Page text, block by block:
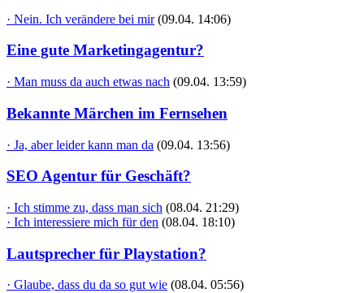
· Nein. Ich verändere bei mir (09.04. 14:06)
Eine gute Marketingagentur?
· Man muss da auch etwas nach (09.04. 13:59)
Bekannte Märchen im Fernsehen
· Ja, aber leider kann man da (09.04. 13:56)
SEO Agentur für Geschäft?
· Ich stimme zu, dass man sich (08.04. 21:29)
· Ich interessiere mich für den (08.04. 18:10)
Lautsprecher für Playstation?
· Glaube, dass du da so gut wie (08.04. 05:56)